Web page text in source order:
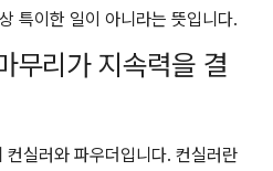
특이한 일이 아니라는 뜻입니다.
무리가 지속력을 결
실러와 파우더입니다. 컨실러란